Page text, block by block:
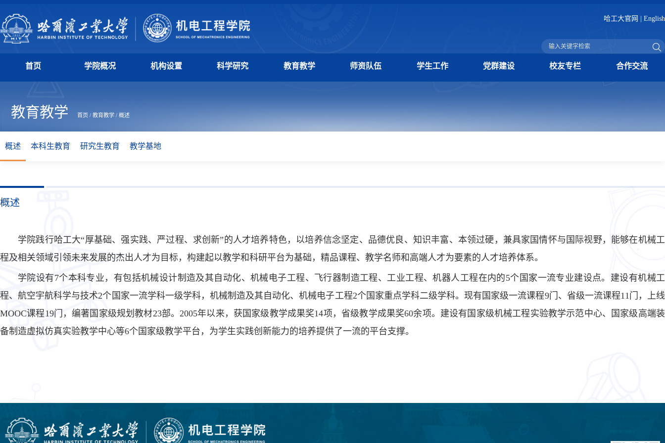
哈工大官网 English
首页 学院概况 机构设置 科学研究 教育教学 师资队伍 学生工作 党群建设 校友专栏 合作交流
教育教学 首页 / 教育教学 / 概述
概述 本科生教育 研究生教育 教学基地
概述
学院践行哈工大“厚基础、强实践、严过程、求创新”的人才培养特色，以培养信念坚定、品德优良、知识丰富、本领过硬，兼具家国情怀与国际视野，能够在机械工
程及相关领域引领未来发展的杰出人才为目标，构建起以教学和科研平台为基础，精品课程、教学名师和高端人才为要素的人才培养体系。
学院设有7个本科专业，有包括机械设计制造及其自动化、机械电子工程、飞行器制造工程、工业工程、机器人工程在内的5个国家一流专业建设点。建设有机械工
程、航空宇航科学与技术2个国家一流学科一级学科，机械制造及其自动化、机械电子工程2个国家重点学科二级学科。现有 国家级一流课程9门、省级一流课程11门，上线
MOOC课程19门，编著国家级规划教材23部。2005年以来，获国家级教学成果奖14项，省级教学成果奖60余项。建设有国家级机械工程实验教学示范中心、国家级高端装
备制造虚拟仿真实验教学中心等6个国家级教学平台，为学生实践创新能力的培养提供了一流的平台支撑。